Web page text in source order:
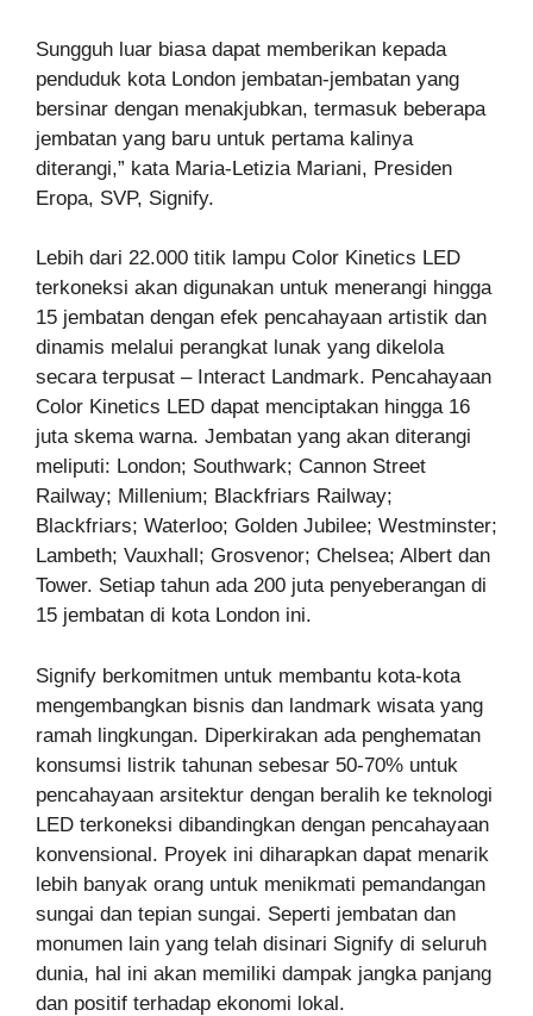
Sungguh luar biasa dapat memberikan kepada
penduduk kota London jembatan-jembatan yang
bersinar dengan menakjubkan, termasuk beberapa
jembatan yang baru untuk pertama kalinya
diterangi,” kata Maria-Letizia Mariani, Presiden
Eropa, SVP, Signify.
Lebih dari 22.000 titik lampu Color Kinetics LED
terkoneksi akan digunakan untuk menerangi hingga
15 jembatan dengan efek pencahayaan artistik dan
dinamis melalui perangkat lunak yang dikelola
secara terpusat – Interact Landmark. Pencahayaan
Color Kinetics LED dapat menciptakan hingga 16
juta skema warna. Jembatan yang akan diterangi
meliputi: London; Southwark; Cannon Street
Railway; Millenium; Blackfriars Railway;
Blackfriars; Waterloo; Golden Jubilee; Westminster;
Lambeth; Vauxhall; Grosvenor; Chelsea; Albert dan
Tower. Setiap tahun ada 200 juta penyeberangan di
15 jembatan di kota London ini.
Signify berkomitmen untuk membantu kota-kota
mengembangkan bisnis dan landmark wisata yang
ramah lingkungan. Diperkirakan ada penghematan
konsumsi listrik tahunan sebesar 50-70% untuk
pencahayaan arsitektur dengan beralih ke teknologi
LED terkoneksi dibandingkan dengan pencahayaan
konvensional. Proyek ini diharapkan dapat menarik
lebih banyak orang untuk menikmati pemandangan
sungai dan tepian sungai. Seperti jembatan dan
monumen lain yang telah disinari Signify di seluruh
dunia, hal ini akan memiliki dampak jangka panjang
dan positif terhadap ekonomi lokal.